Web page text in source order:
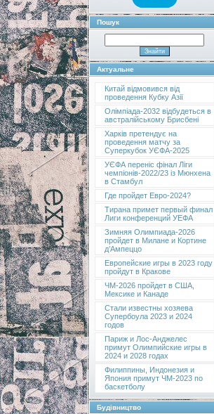
Пошук
Актуальне
Китай відмовився від
проведення Кубку Азії
Олімпіада-2032 відбудеться в
австралійському Брисбені
Харків претендує на
проведення матчу за
Суперкубок УЄФА-2025
УЄФА переніс фінал Ліги
чемпіонів-2022/23 із Мюнхена
в Стамбул
Где пройдет Евро-2024?
Тирана примет первый финал
Лиги конференций УЕФА
Зимняя Олимпиада-2026
пройдет в Милане и Кортине
д’Ампеццо
Европейские игры в 2023 году
пройдут в Кракове
ЧМ-2026 пройдет в США,
Мексике и Канаде
Стали известны хозяева
Супербоула 2023 и 2024
годов
Париж и Лос-Анджелес
примут Олимпийские игры в
2024 и 2028 годах
Филиппины, Индонезия и
Япония примут ЧМ-2023 по
баскетболу
Будівництво